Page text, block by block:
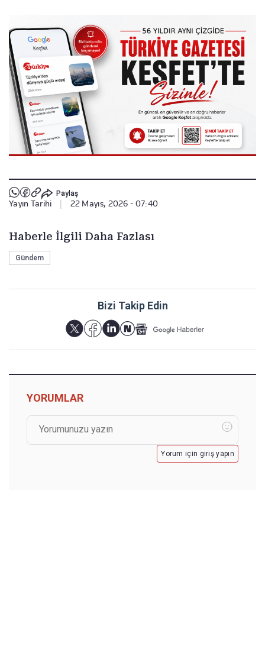
Paylaş
Yayın Tarihi 22 Mayıs, 2026 - 07:40
Haberle İlgili Daha Fazlası
Gündem
Bizi Takip Edin
YORUMLAR
Yorum için giriş yapın